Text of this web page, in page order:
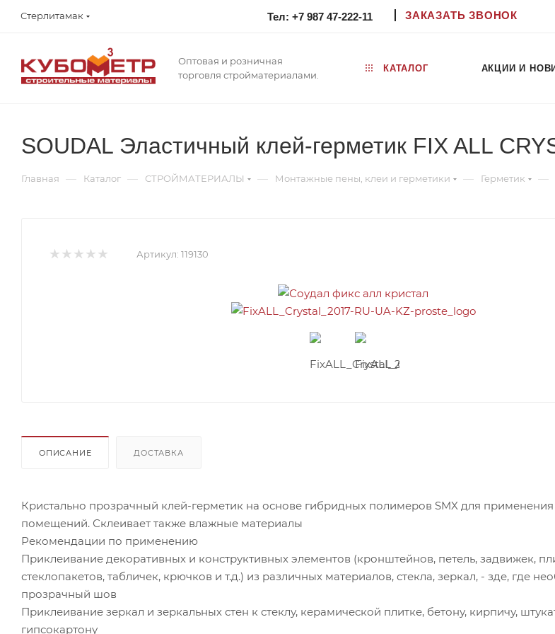
Стерлитамак Тел: +7 987 47-222-11 ЗАКАЗАТЬ ЗВОНОК
Оптовая и розничная
торговля стройматериалами.
КАТАЛОГ АКЦИИ И
SOUDAL Эластичный клей-герметик FIX ALL
Главная — Каталог — СТРОЙМАТЕРИАЛЫ — Монтажные пены, клеи и герметики — Герметик —
Артикул: 119130
ОПИСАНИЕ ДОСТАВКА
Кристально прозрачный клей-герметик на основе гибридных полимеров SMX для
помещений. Склеивает также влажные материалы
Рекомендации по применению
Приклеивание декоративных и конструктивных элементов (кронштейнов, петель, задвижек,
стеклопакетов, табличек, крючков и т.д.) из различных материалов, стекла, зеркал, - зде, где
прозрачный шов
Приклеивание зеркал и зеркальных стен к стеклу, керамической плитке, бетону, кирпичу,
гипсокартону